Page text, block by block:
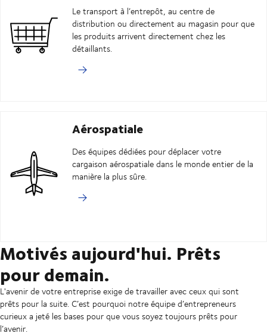
Le transport à l’entrepôt, au centre de
distribution ou directement au magasin pour que
les produits arrivent directement chez les
détaillants.
Aérospatiale
Des équipes dédiées pour déplacer votre
cargaison aérospatiale dans le monde entier de la
manière la plus sûre.
Motivés aujourd'hui. Prêts
pour demain.
L'avenir de votre entreprise exige de travailler avec ceux qui sont
prêts pour la suite. C’est pourquoi notre équipe d’entrepreneurs
curieux a jeté les bases pour que vous soyez toujours prêts pour
l’avenir.